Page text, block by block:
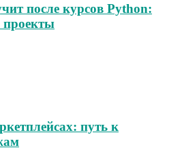
после курсов Python:
путь к